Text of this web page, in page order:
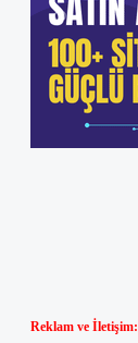
Reklam ve İletişim: